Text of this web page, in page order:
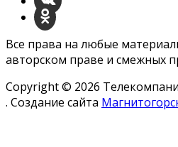
Все права на любые
авторском праве и смежных
Copyright © 2026
. Создание сайта